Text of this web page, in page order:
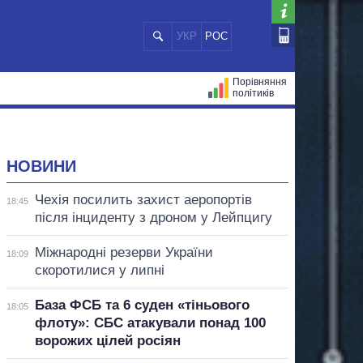
УКР РОС
Порівняння
політиків
НОВИНИ
18:45
Чехія посилить захист аеропортів
після інциденту з дроном у Лейпцигу
18:09
Міжнародні резерви України
скоротилися у липні
18:05
База ФСБ та 6 суден «тіньового
флоту»: СБС атакували понад 100
ворожих цілей росіян